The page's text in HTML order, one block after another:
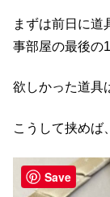
まずは前日に道
事部屋の最後の
欲しかった道具
こうして挟めば
Save